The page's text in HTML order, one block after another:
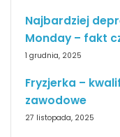
Najbardziej
Monday – fakt
1 grudnia, 2025
Fryzjerka –
zawodowe
27 listopada, 2025